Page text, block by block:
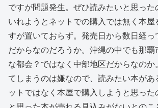
ですが問題発生。ぜひ読みたいと思っ
いれようとネットでの購入では無く本
すが置いておらず。発売日から数日経
だからなのだろうか。沖縄の中でも那覇
な都会？ではなく中部地区だからなのか
てしまうのは嫌なので、読みたい本が
ットではなく本屋で購入しようと思っ